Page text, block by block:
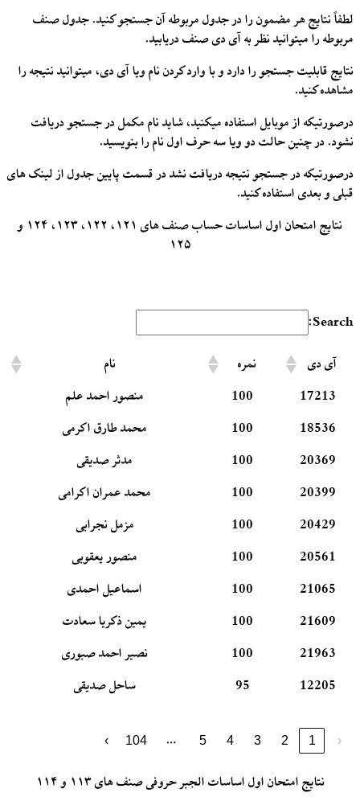
لطفاً نتایج هر مضمون را در جدول مربوطه آن جستجو کنید. جدول صنف
مربوطه را میتوانید نظر به آی دی صنف دریابید.
نتایج قابلیت جستجو را دارد و با وارد کردن نام ویا آی دی، میتوانید نتیجه را
مشاهده کنید.
درصورتیکه از موبایل استفاده میکنید، شاید نام مکمل در جستجو دریافت
نشود. در چنین حالت دو ویا سه حرف اول نام را بنویسید.
درصورتیکه در جستجو نتیجه دریافت نشد در قسمت پایین جدول از لینک های
قبلی و بعدی استفاده کنید.
نتایج امتحان اول اساسات حساب صنف های ۱۲۱، ۱۲۲، ۱۲۳، ۱۲۴ و
۱۲۵
Search:
آی دی نمره
نام
17213
100
منصور احمد علم
18536
100
محمد طارق اکرمی
20369
100
مدثر صدیقی
20399
100
محمد عمران اکرامی
20429
100
مزمل نجرابی
20561
100
منصور یعقوبی
21065
100
اسماعیل احمدی
21609
100
یمین ذکریا سعادت
21963
100
نصیر احمد صبوری
12205
95 ساحل صدیقی
‹
1
2
3
4
5
…
104
›
نتایج امتحان اول اساسات الجبر حروفی صنف های ۱۱۳ و ۱۱۴